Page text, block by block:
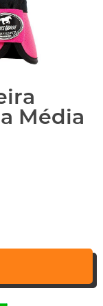
Média